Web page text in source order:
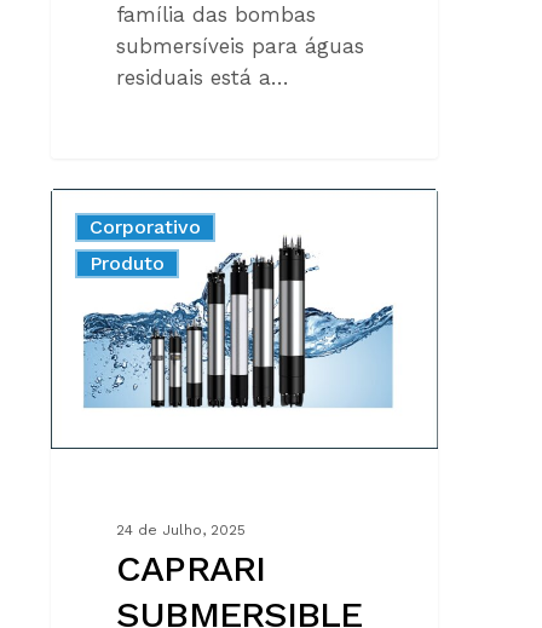
família das bombas
submersíveis para águas
residuais está a…
SUBMERSIBLE
MOTORS:
AND
INNOVATION
MADE
ITALY
Corporativo
New
Produto
24 de Julho, 2025
CAPRARI
SUBMERSIBLE